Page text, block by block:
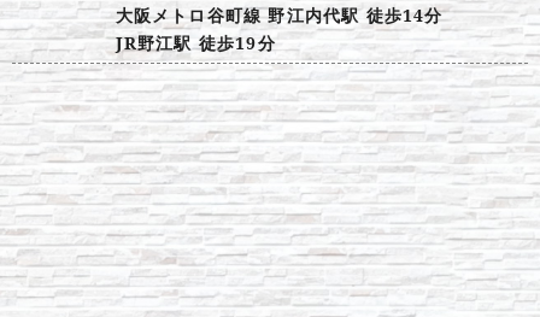
大阪メトロ谷町線 野江内代駅 徒歩14分
JR野江駅 徒歩19分